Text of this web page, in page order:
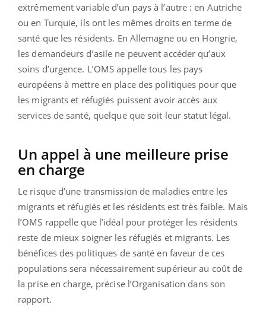
extrêmement variable d’un pays à l’autre : en Autriche
ou en Turquie, ils ont les mêmes droits en terme de
santé que les résidents. En Allemagne ou en Hongrie,
les demandeurs d’asile ne peuvent accéder qu’aux
soins d’urgence. L’OMS appelle tous les pays
européens à mettre en place des politiques pour que
les migrants et réfugiés puissent avoir accès aux
services de santé, quelque que soit leur statut légal.
Un appel à une meilleure prise
en charge
Le risque d’une transmission de maladies entre les
migrants et réfugiés et les résidents est très faible. Mais
l’OMS rappelle que l’idéal pour protéger les résidents
reste de mieux soigner les réfugiés et migrants. Les
bénéfices des politiques de santé en faveur de ces
populations sera nécessairement supérieur au coût de
la prise en charge, précise l’Organisation dans son
rapport.